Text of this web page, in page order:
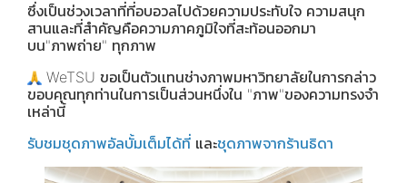
ซึ่งเป็นช่วงเวลาที่ที่อบอวลไปด้วยความประทับใจ ความสนุก
สานและที่สำคัญคือความภาคภูมิใจที่สะท้อนออกมา
บน"ภาพถ่าย" ทุกภาพ
WeTSU ขอเป็นตัวเเทนช่างภาพมหาวิทยาลัยในการกล่าว
ขอบคุณทุกท่านในการเป็นส่วนหนึ่งใน "ภาพ"ของความทรงจำ
เหล่านี้
รับชมชุดภาพอัลบั้มเต็มได้ที่ และชุดภาพจากร้านธิดา